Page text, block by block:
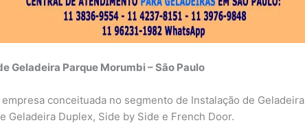
Geladeira Parque Morumbi – São Paulo
empresa conceituada no segmento de Instalação de Geladeira
Geladeira Duplex, Side by Side e French Door.